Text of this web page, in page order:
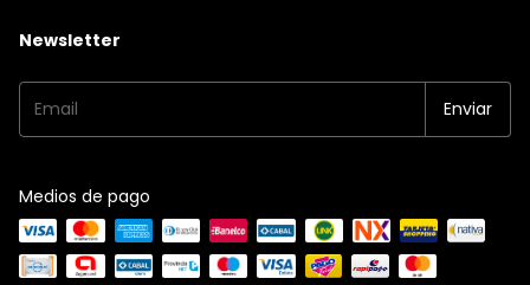
Newsletter
Medios de pago